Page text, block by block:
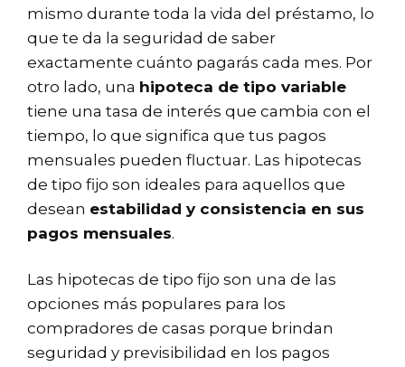
mismo durante toda la vida del préstamo, lo
que te da la seguridad de saber
exactamente cuánto pagarás cada mes. Por
otro lado, una hipoteca de tipo variable
tiene una tasa de interés que cambia con el
tiempo, lo que significa que tus pagos
mensuales pueden fluctuar. Las hipotecas
de tipo fijo son ideales para aquellos que
desean estabilidad y consistencia en sus
pagos mensuales.
Las hipotecas de tipo fijo son una de las
opciones más populares para los
compradores de casas porque brindan
seguridad y previsibilidad en los pagos